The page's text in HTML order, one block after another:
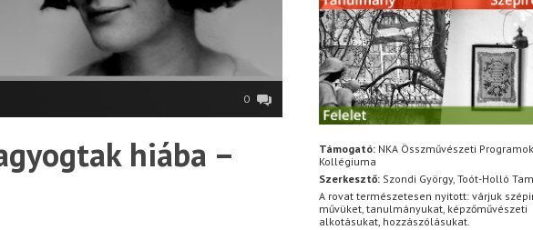
0
hiába –
Támogató: NKA Összművészeti Programok
Kollégiuma
Szerkesztő: Szondi György, Toót-Holló
A rovat természetesen nyitott: várjuk
művüket, tanulmányukat, képzőművészeti
alkotásukat, hozzászólásukat.